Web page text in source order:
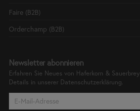
Faire (B2B)
Orderchamp (B2B)
Newsletter abonnieren
Erfahren Sie Neues von Haferkorn & Sauerbrey
Details in unserer Datenschutzerklärung.